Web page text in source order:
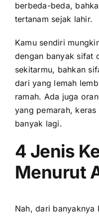
berbeda-beda,
tertanam sejak lahir.
Kamu sendiri
dengan banyak sifat
sekitarmu, bahkan
dari yang lemah
ramah. Ada juga
yang pemarah,
banyak lagi.
4 Jenis
Menurut
Nah, dari banyaknya